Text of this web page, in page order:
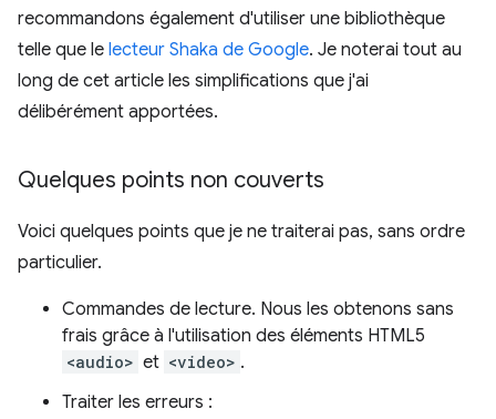
recommandons également d'utiliser une bibliothèque
telle que le lecteur Shaka de Google. Je noterai tout au
long de cet article les simplifications que j'ai
délibérément apportées.
Quelques points non couverts
Voici quelques points que je ne traiterai pas, sans ordre
particulier.
Commandes de lecture. Nous les obtenons sans
frais grâce à l'utilisation des éléments HTML5
<audio> et <video> .
Traiter les erreurs :